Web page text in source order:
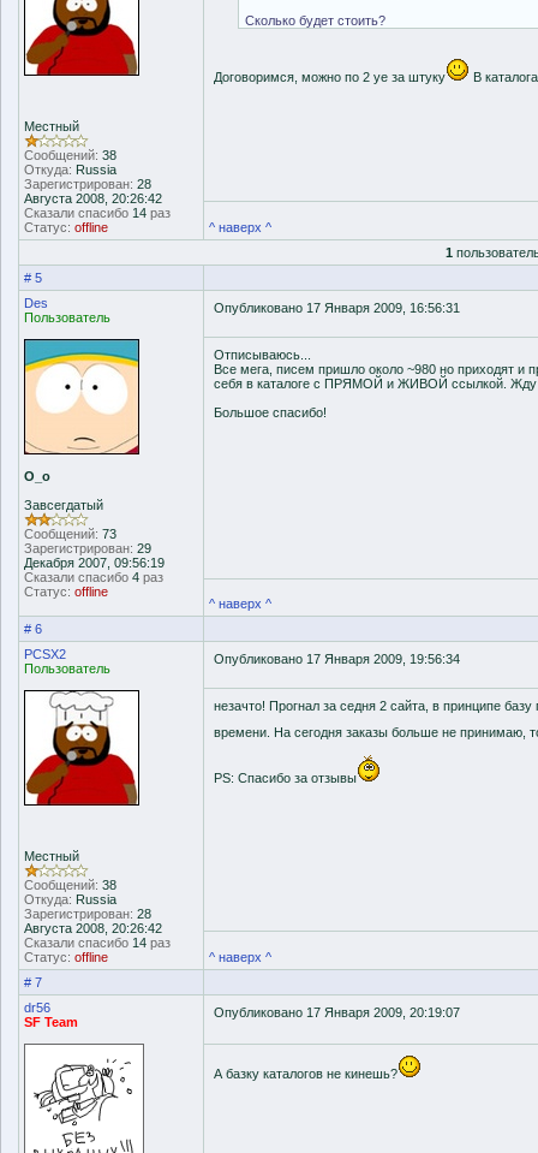
Местный
Сообщений: 38
Откуда: Russia
Зарегистрирован: 28
Августа 2008, 20:26:42
Сказали спасибо 14 раз
Статус: offline
Сколько будет стоить?
Договоримся, можно по 2 уе за штуку В
^ наверх ^
1
# 5
Des
Пользователь
О_о
Завсегдатый
Сообщений: 73
Зарегистрирован: 29
Декабря 2007, 09:56:19
Сказали спасибо 4 раз
Статус: offline
Опубликовано 17 Января 2009, 16:56:31
Отписываюсь...
Все мега, писем пришло около ~980 но приходят и
себя в каталоге с ПРЯМОЙ и ЖИВОЙ ссылкой. Жду
Большое спасибо!
^ наверх ^
# 6
PCSX2
Пользователь
Местный
Сообщений: 38
Откуда: Russia
Зарегистрирован: 28
Августа 2008, 20:26:42
Сказали спасибо 14 раз
Статус: offline
Опубликовано 17 Января 2009, 19:56:34
незачто! Прогнал за седня 2 сайта, в принципе
времени. На сегодня заказы больше не принимаю,
PS: Спасибо за отзывы
^ наверх ^
# 7
dr56
SF Team
Опубликовано 17 Января 2009, 20:19:07
А базку каталогов не кинешь?